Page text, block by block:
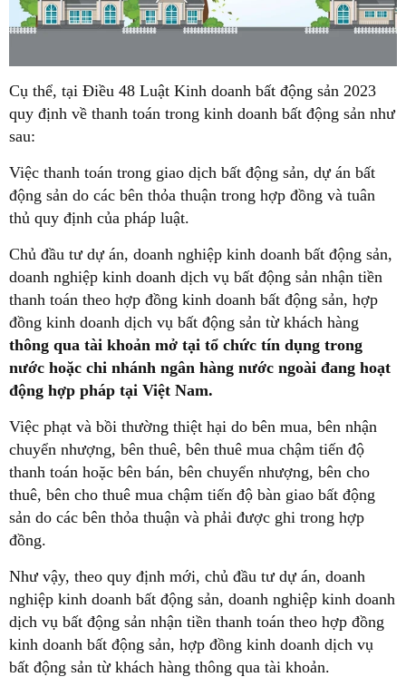
Cụ thể, tại Điều 48 Luật Kinh doanh bất động sản 2023
quy định về thanh toán trong kinh doanh bất động sản như
sau:
Việc thanh toán trong giao dịch bất động sản, dự án bất
động sản do các bên thỏa thuận trong hợp đồng và tuân
thủ quy định của pháp luật.
Chủ đầu tư dự án, doanh nghiệp kinh doanh bất động sản,
doanh nghiệp kinh doanh dịch vụ bất động sản nhận tiền
thanh toán theo hợp đồng kinh doanh bất động sản, hợp
đồng kinh doanh dịch vụ bất động sản từ khách hàng
thông qua tài khoản mở tại tổ chức tín dụng trong
nước hoặc chi nhánh ngân hàng nước ngoài đang hoạt
động hợp pháp tại Việt Nam.
Việc phạt và bồi thường thiệt hại do bên mua, bên nhận
chuyển nhượng, bên thuê, bên thuê mua chậm tiến độ
thanh toán hoặc bên bán, bên chuyển nhượng, bên cho
thuê, bên cho thuê mua chậm tiến độ bàn giao bất động
sản do các bên thỏa thuận và phải được ghi trong hợp
đồng.
Như vậy, theo quy định mới, chủ đầu tư dự án, doanh
nghiệp kinh doanh bất động sản, doanh nghiệp kinh doanh
dịch vụ bất động sản nhận tiền thanh toán theo hợp đồng
kinh doanh bất động sản, hợp đồng kinh doanh dịch vụ
bất động sản từ khách hàng thông qua tài khoản.